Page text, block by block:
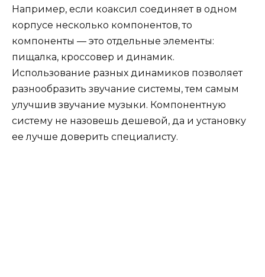
Например, если коаксил соединяет в одном
корпусе несколько компонентов, то
компоненты — это отдельные элементы:
пищалка, кроссовер и динамик.
Использование разных динамиков позволяет
разнообразить звучание системы, тем самым
улучшив звучание музыки. Компонентную
систему не назовешь дешевой, да и установку
ее лучше доверить специалисту.